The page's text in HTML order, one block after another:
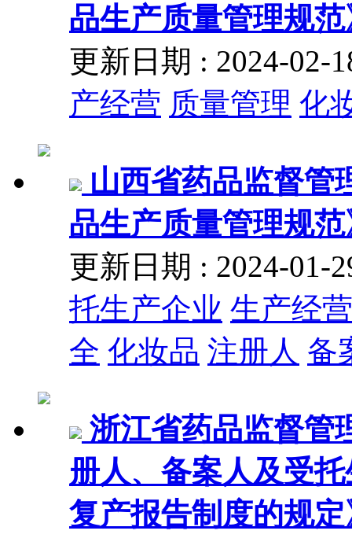
品生产质量管理规
更新日期 : 2024-02-
产经营 质量管理 化
山西省药品监督管
品生产质量管理规
更新日期 : 2024-01-
托生产企业 生产经营
全 化妆品 注册人 备
浙江省药品监督管
册人、备案人及受
复产报告制度的规